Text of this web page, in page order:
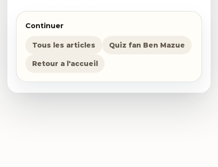
Continuer
Tous les articles Quiz fan Ben Mazue
Retour a l'accueil